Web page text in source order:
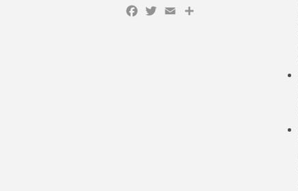
Facebook
Twitter
EmailShare